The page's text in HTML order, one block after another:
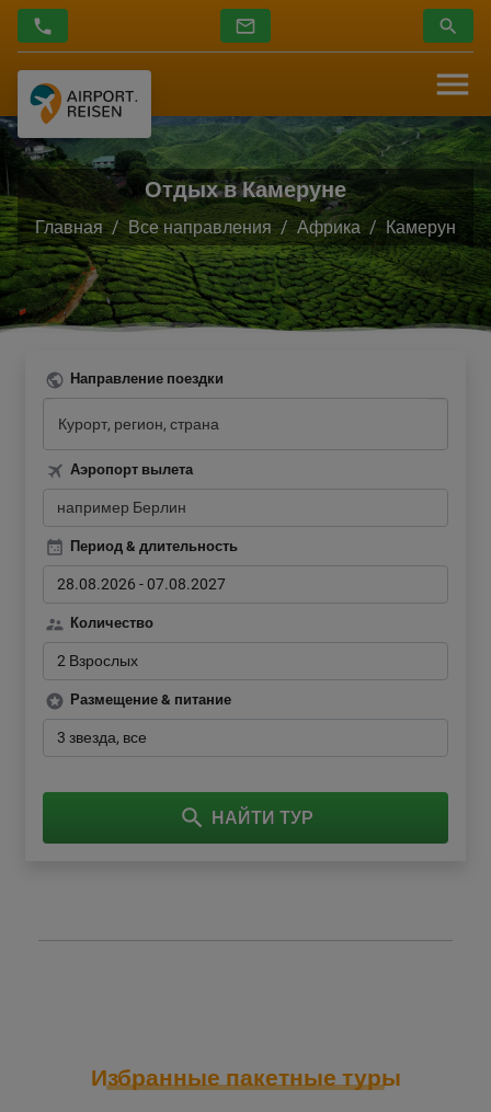
Отдых в Камеруне
Главная Все направления Африка Камерун
Направление поездки
Аэропорт вылета
Период & длительность
28.08.2026 -07.08.2027
Количество
2 Взрослых
Размещение & питание
3 звезда все
НАЙТИ ТУР
Избранные пакетные туры